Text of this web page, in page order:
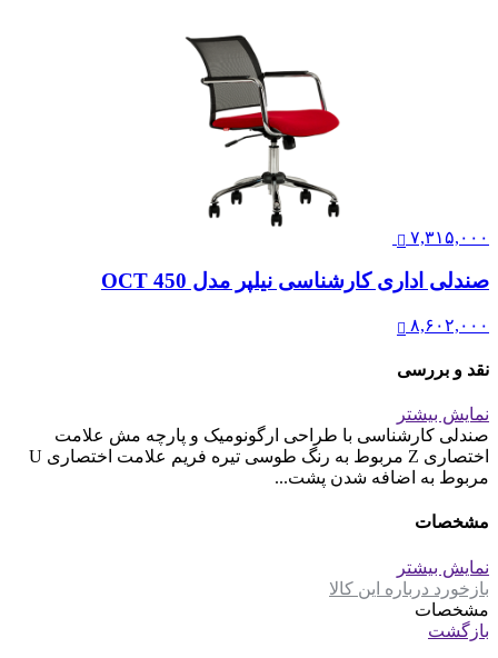
۷,۳۱۵,۰۰۰
صندلی اداری کارشناسی نیلپر مدل OCT 450
۸,۶۰۲,۰۰۰
نقد و بررسی
نمایش بیشتر
صندلی کارشناسی با طراحی ارگونومیک و پارچه مش علامت
اختصاری Z مربوط به رنگ طوسی تیره فریم علامت اختصاری U
مربوط به اضافه شدن پشت...
مشخصات
نمایش بیشتر
بازخورد درباره این کالا
مشخصات
بازگشت